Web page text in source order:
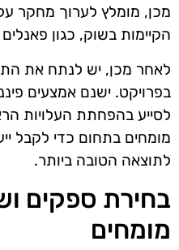
מכן, מומלץ לערוך מחקר על
הקיימות בשוק, כגון
לאחר מכן, יש לנתח את
בפרויקט. ישנם אמצעים
לסייע בהפחתת העלויות
מומחים בתחום כדי לקבל
לתוצאה הטובה ביותר.
בחירת ספקים
מומחים